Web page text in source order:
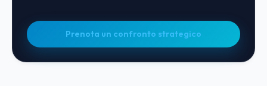
Prenota un confronto strategico